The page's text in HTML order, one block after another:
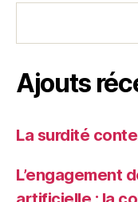
Ajouts
La surdité
L’engagement